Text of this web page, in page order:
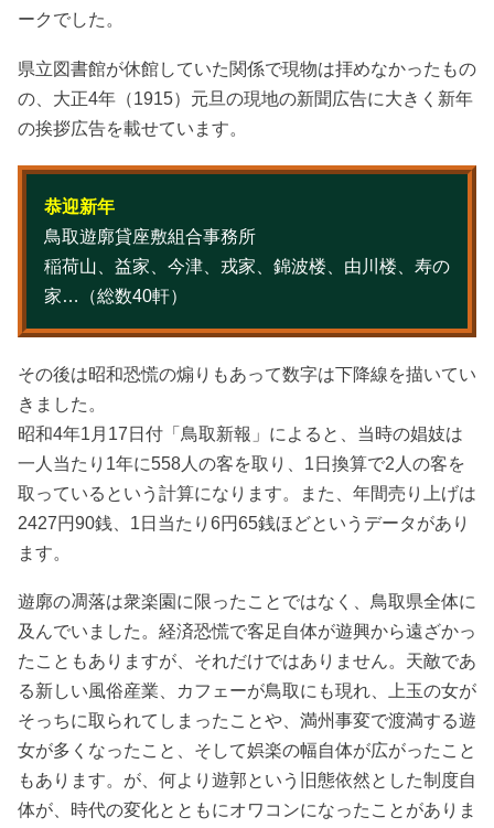
ークでした。
県立図書館が休館していた関係で現物は拝めなかったもの
の、大正4年（1915）元旦の現地の新聞広告に大きく新年
の挨拶広告を載せています。
恭迎新年
鳥取遊廓貸座敷組合事務所
稲荷山、益家、今津、戎家、錦波楼、由川楼、寿の
家…（総数40軒）
その後は昭和恐慌の煽りもあって数字は下降線を描いてい
きました。
昭和4年1月17日付「鳥取新報」によると、当時の娼妓は
一人当たり1年に558人の客を取り、1日換算で2人の客を
取っているという計算になります。また、年間売り上げは
2427円90銭、1日当たり6円65銭ほどというデータがあり
ます。
遊廓の凋落は衆楽園に限ったことではなく、鳥取県全体に
及んでいました。経済恐慌で客足自体が遊興から遠ざかっ
たこともありますが、それだけではありません。天敵であ
る新しい風俗産業、カフェーが鳥取にも現れ、上玉の女が
そっちに取られてしまったことや、満州事変で渡満する遊
女が多くなったこと、そして娯楽の幅自体が広がったこと
もあります。が、何より遊郭という旧態依然とした制度自
体が、時代の変化とともにオワコンになったことがありま